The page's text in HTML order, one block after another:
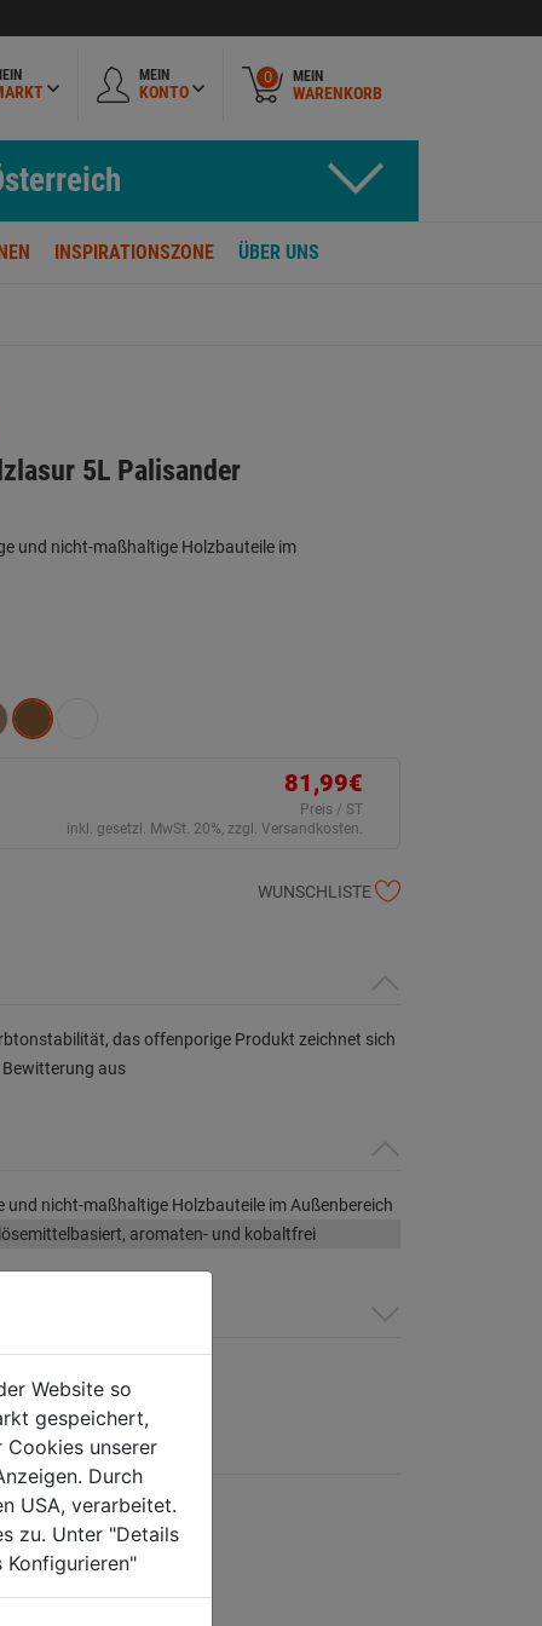
MEIN
KONTO
0 MEIN
WARENKORB
INSPIRATIONSZONE ÜBER UNS
5L Palisander
und nicht-maßhaltige Holzbauteile im
81,99€
Preis / ST
inkl. gesetzl. MwSt. 20%, zzgl. Versandkosten.
WUNSCHLISTE
das offenporige Produkt zeichnet sich
aus
und nicht-maßhaltige Holzbauteile im Außenbereich
aromaten- und kobaltfrei
Website so
gespeichert,
Cookies unserer
Durch
USA, verarbeitet.
zu. Unter "Details